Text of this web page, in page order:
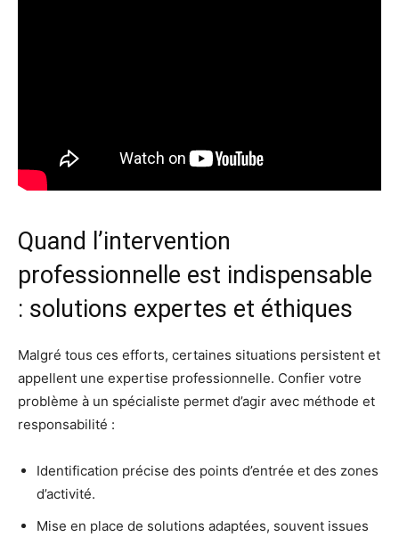
Quand l’intervention
professionnelle est indispensable
: solutions expertes et éthiques
Malgré tous ces efforts, certaines situations persistent et
appellent une expertise professionnelle. Confier votre
problème à un spécialiste permet d’agir avec méthode et
responsabilité :
Identification précise des points d’entrée et des zones
d’activité.
Mise en place de solutions adaptées, souvent issues